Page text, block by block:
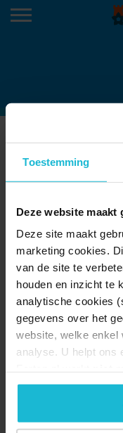
Toestemming
Deze website maakt
Deze site maakt
marketing cookies.
van de site te
houden en inzicht te
analytische cookies
gegevens over het
website, welke enkel
analyse. U helpt ons
geen commerciële
de knoppen
Utrecht, 9 september